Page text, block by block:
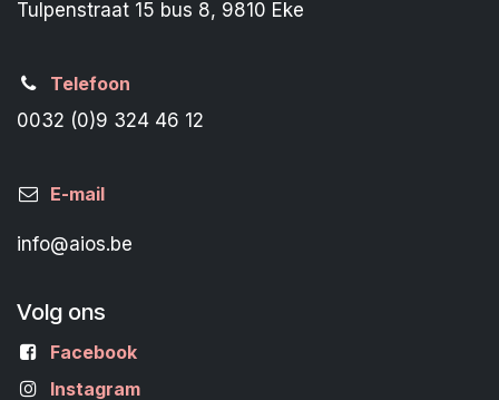
Tulpenstraat 15 bus 8, 9810 Eke
Telefoon
0032 (0)9 324 46 12
E-mail
info@aios.be
Volg ons
Facebook
Instagram